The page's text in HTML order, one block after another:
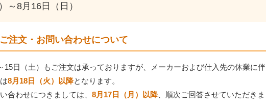
～8月16日（日）
注文・お問い合わせについて
15日（土）もご注文は承っておりますが、メーカーおよび仕入先の休業に伴
8月18日（火）以降となります。
合わせにつきましては、 8月17日（月）以降、順次ご回答させていただきま